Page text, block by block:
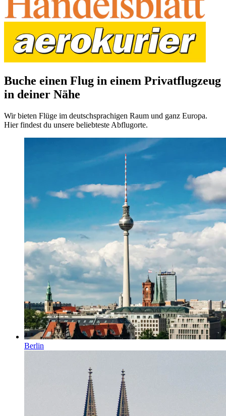
Buche einen Flug in einem Privatflugzeug
in deiner Nähe
Wir bieten Flüge im deutschsprachigen Raum und ganz Europa.
Hier findest du unsere beliebteste Abflugorte.
Berlin